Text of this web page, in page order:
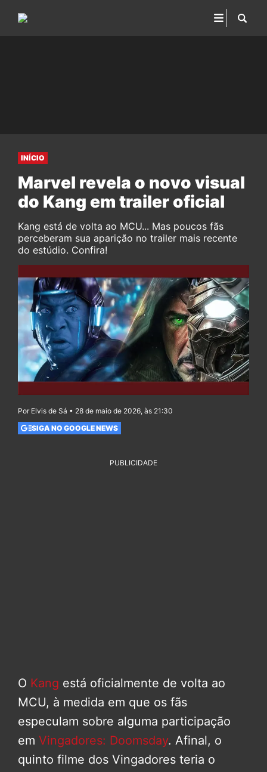
INÍCIO
Marvel revela o novo visual
do Kang em trailer oficial
Kang está de volta ao MCU... Mas poucos fãs
perceberam sua aparição no trailer mais recente
do estúdio. Confira!
Por Elvis de Sá • 28 de maio de 2026, às 21:30
SIGA NO GOOGLE NEWS
PUBLICIDADE
O Kang está oficialmente de volta ao
MCU, à medida em que os fãs
especulam sobre alguma participação
em Vingadores: Doomsday. Afinal, o
quinto filme dos Vingadores teria o